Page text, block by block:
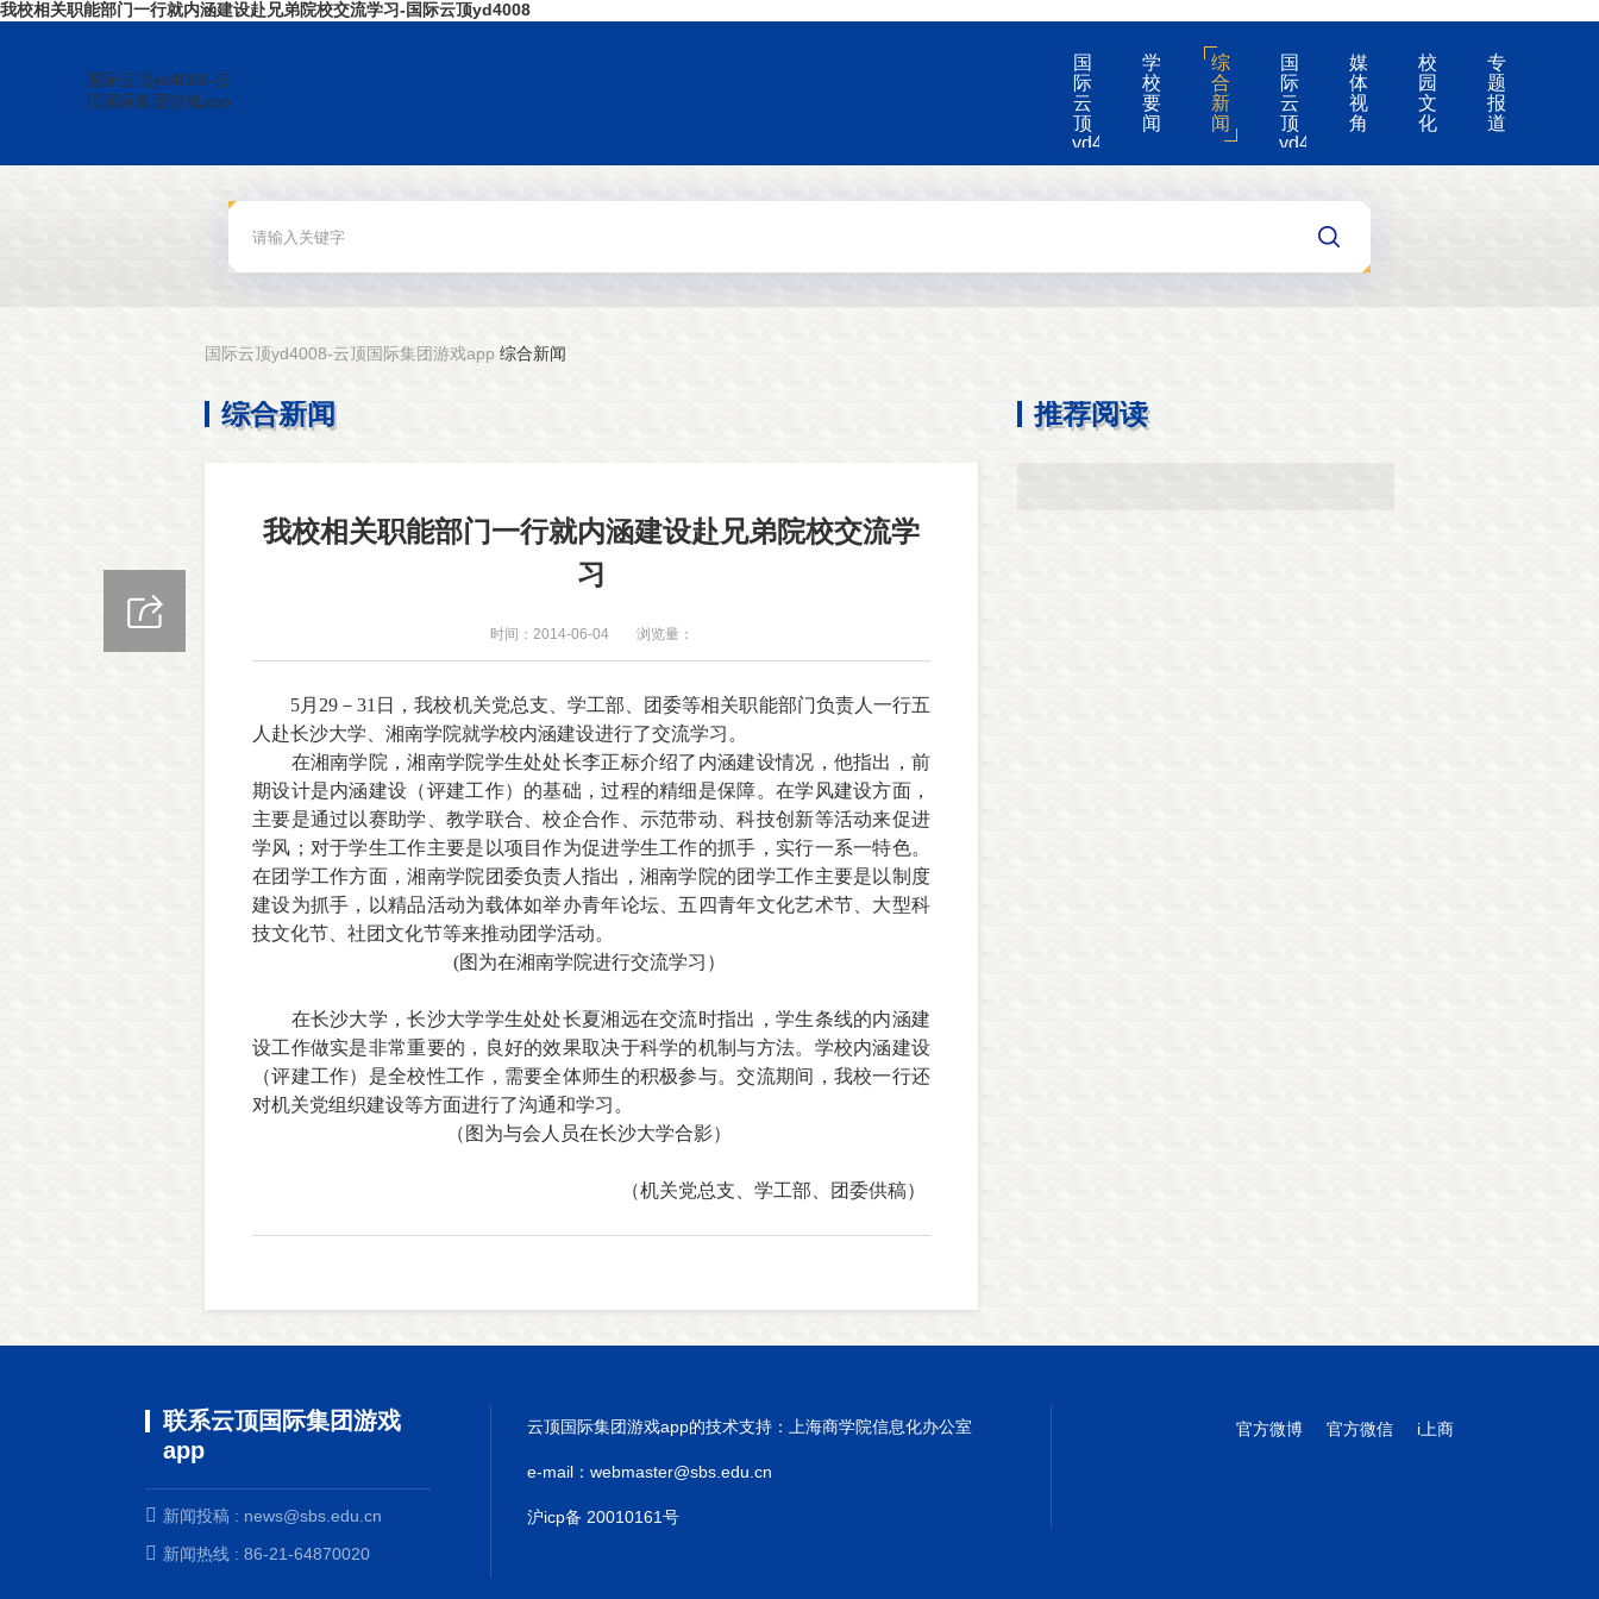
我校相关职能部门一行就内涵建设赴兄弟院校交流学习-国际云顶yd4008
国际云顶yd4008-云
顶国际集团游戏app
国
际
云
顶
yd4008-
云
国
戏
学
校
要
闻
综
合
新
闻
国
际
云
顶
yd4008
的
告
媒
体
视
角
校
园
文
化
专
题
报
道
国际云顶yd4008-云顶国际集团游戏app 综合新闻
综合新闻
我校相关职能部门一行就内涵建设赴兄弟院校交流学
习
时间：2014-06-04 浏览量：
5月29－31日，我校机关党总支、学工部、团委等相关职能部门负责人一行五
人赴长沙大学、湘南学院就学校内涵建设进行了交流学习。
在湘南学院，湘南学院学生处处长李正标介绍了内涵建设情况，他指出，前
期设计是内涵建设（评建工作）的基础，过程的精细是保障。在学风建设方面，
主要是通过以赛助学、教学联合、校企合作、示范带动、科技创新等活动来促进
学风；对于学生工作主要是以项目作为促进学生工作的抓手，实行一系一特色。
在团学工作方面，湘南学院团委负责人指出，湘南学院的团学工作主要是以制度
建设为抓手，以精品活动为载体如举办青年论坛、五四青年文化艺术节、大型科
技文化节、社团文化节等来推动团学活动。
(图为在湘南学院进行交流学习）
在长沙大学，长沙大学学生处处长夏湘远在交流时指出，学生条线的内涵建
设工作做实是非常重要的，良好的效果取决于科学的机制与方法。学校内涵建设
（评建工作）是全校性工作，需要全体师生的积极参与。交流期间，我校一行还
对机关党组织建设等方面进行了沟通和学习。
（图为与会人员在长沙大学合影）
（机关党总支、学工部、团委供稿）
推荐阅读
联系云顶国际集团游戏
app
新闻投稿 : news@sbs.edu.cn
新闻热线 : 86-21-64870020
云顶国际集团游戏app的技术支持：上海商学院信息化办公室
e-mail： webmaster@sbs.edu.cn
沪icp备 20010161号
i上商
官方微信
官方微博